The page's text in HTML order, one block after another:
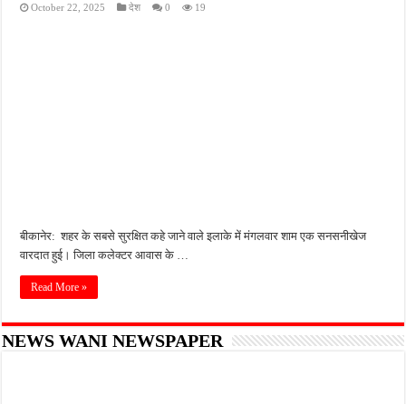
प्रयागराज में युवाओं की आवाज बनेगा छात्र संवाद, शिक्षा और रोजगार के मुद्दों पर राहुल गांधी करेंगे
October 22, 2025 देश 0 19
बीकानेर: शहर के सबसे सुरक्षित कहे जाने वाले इलाके में मंगलवार शाम एक सनसनीखेज
वारदात हुई। जिला कलेक्टर आवास के …
Read More »
NEWS WANI NEWSPAPER